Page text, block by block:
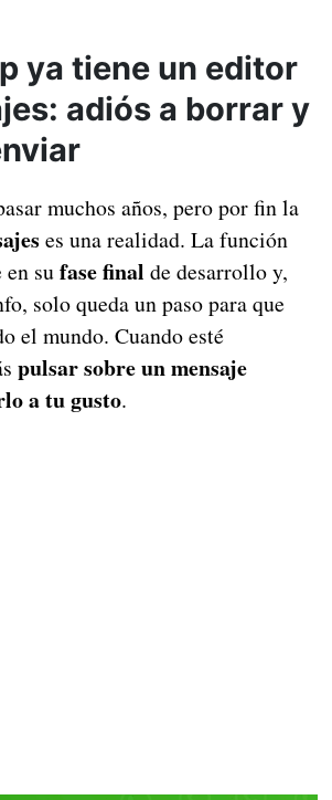
ya tiene un editor
adiós a borrar y
muchos años, pero por fin la
es una realidad. La función
en sufase final de desarrollo y,
solo queda un paso para que
el mundo. Cuando esté
pulsar sobre un mensaje
a tu gusto.